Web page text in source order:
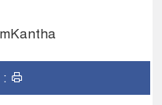
: